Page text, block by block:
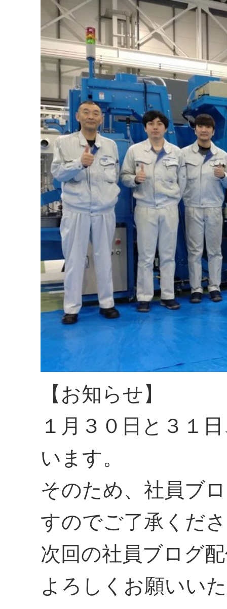
【お知らせ】
１月３０日と３１
います。
そのため、社員ブ
すのでご了承くだ
次回の社員ブログ
よろしくお願いい